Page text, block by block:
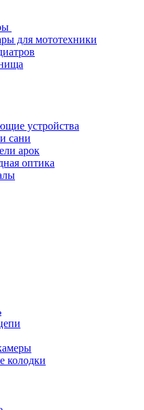
для мототехники
устройства
сани
арок
оптика
колодки